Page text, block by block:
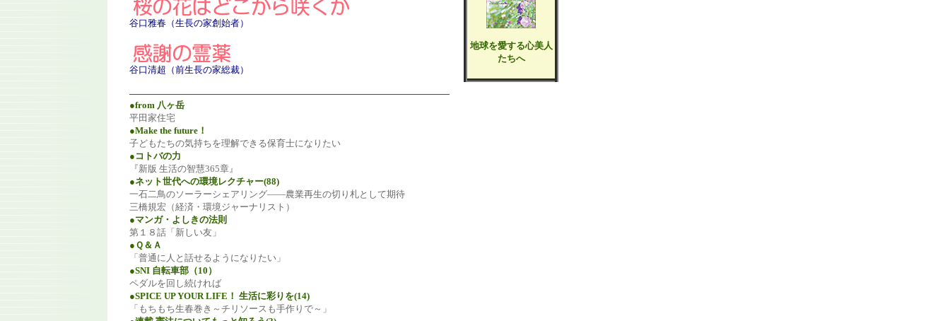
谷口雅春（生長の家創始者）
谷口清超（前生長の家総裁）
●from 八ヶ岳
平田家住宅
●Make the future！
子どもたちの気持ちを理解できる保育士になりたい
●コトバの力
『新版 生活の智慧365章』
●ネット世代への環境レクチャー(88)
一石二鳥のソーラーシェアリング――農業再生の切り札として期待
三橋規宏（経済・環境ジャーナリスト）
●マンガ・よしきの法則
第１８話「新しい友」
●Ｑ＆Ａ
「普通に人と話せるようになりたい」
●SNI 自転車部（10）
ペダルを回し続ければ
●SPICE UP YOUR LIFE！ 生活に彩りを(14)
「もちもち生春巻き～チリソースも手作りで～」
地球を愛する心美人
たちへ